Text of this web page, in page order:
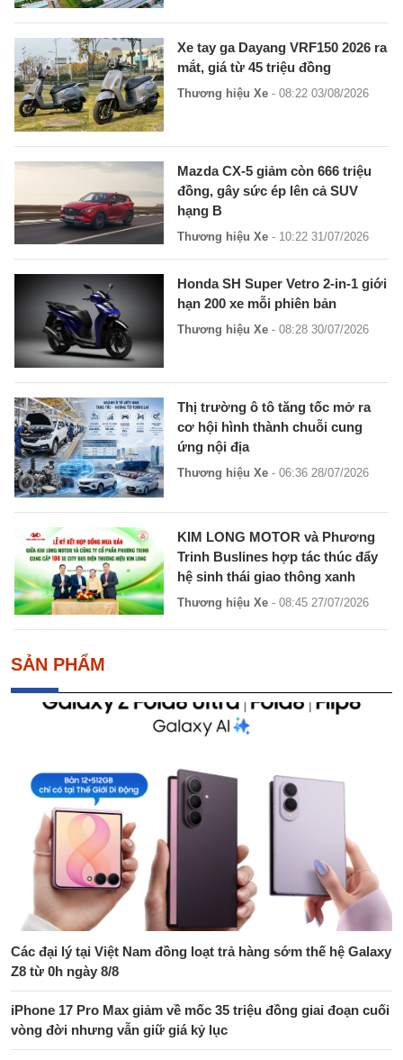
Xe tay ga Dayang VRF150 2026 ra
mắt, giá từ 45 triệu đồng
Thương hiệu Xe - 08:22 03/08/2026
Mazda CX-5 giảm còn 666 triệu
đồng, gây sức ép lên cả SUV
hạng B
Thương hiệu Xe - 10:22 31/07/2026
Honda SH Super Vetro 2-in-1 giới
hạn 200 xe mỗi phiên bản
Thương hiệu Xe - 08:28 30/07/2026
Thị trường ô tô tăng tốc mở ra
cơ hội hình thành chuỗi cung
ứng nội địa
Thương hiệu Xe - 06:36 28/07/2026
KIM LONG MOTOR và Phương
Trinh Buslines hợp tác thúc đẩy
hệ sinh thái giao thông xanh
Thương hiệu Xe - 08:45 27/07/2026
SẢN PHẨM
Các đại lý tại Việt Nam đồng loạt trả hàng sớm thế hệ Galaxy
Z8 từ 0h ngày 8/8
iPhone 17 Pro Max giảm về mốc 35 triệu đồng giai đoạn cuối
vòng đời nhưng vẫn giữ giá kỷ lục